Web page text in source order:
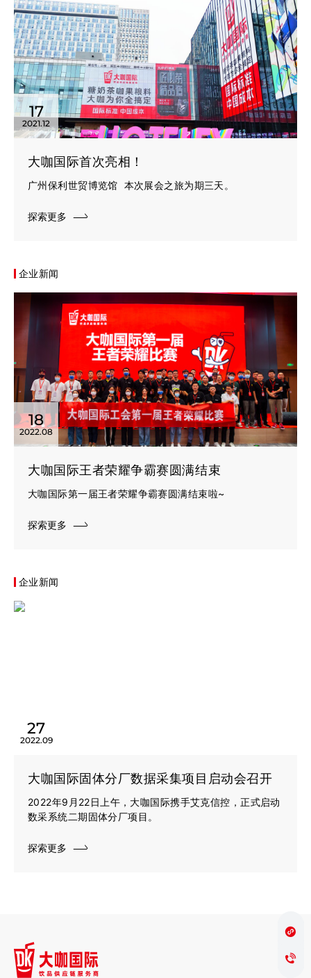
17
2021.12
大咖国际首次亮相！
广州保利世贸博览馆 本次展会之旅为期三天。
探索更多
企业新闻
18
2022.08
大咖国际王者荣耀争霸赛圆满结束
大咖国际第一届王者荣耀争霸赛圆满结束啦~
探索更多
企业新闻
27
2022.09
大咖国际固体分厂数据采集项目启动会召开
2022年9月22日上午，大咖国际携手艾克信控，正式启动
数采系统二期固体分厂项目。
探索更多